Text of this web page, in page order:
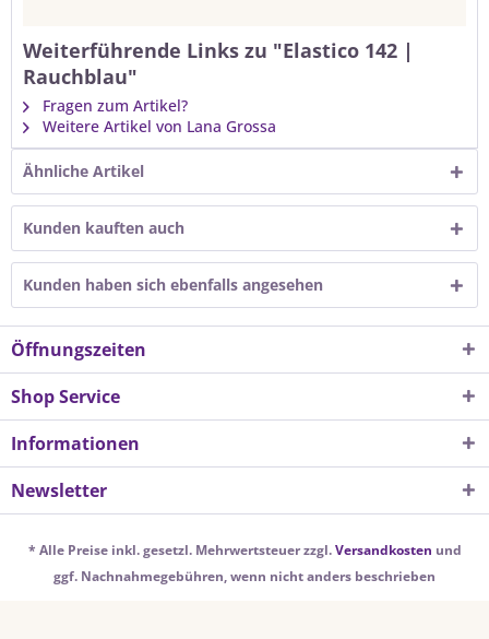
Weiterführende Links zu "Elastico 142 |
Rauchblau"
Fragen zum Artikel?
Weitere Artikel von Lana Grossa
Ähnliche Artikel
Kunden kauften auch
Kunden haben sich ebenfalls angesehen
Öffnungszeiten
Shop Service
Informationen
Newsletter
* Alle Preise inkl. gesetzl. Mehrwertsteuer zzgl.Versandkosten und
ggf. Nachnahmegebühren, wenn nicht anders beschrieben